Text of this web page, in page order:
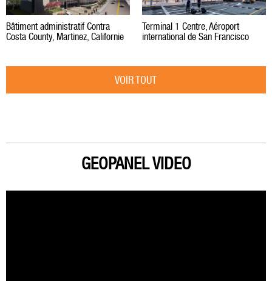
Bâtiment administratif Contra
Costa County, Martinez, Californie
Terminal 1 Centre, Aéroport
international de San Francisco
VOIR TOUT
GEOPANEL VIDEO